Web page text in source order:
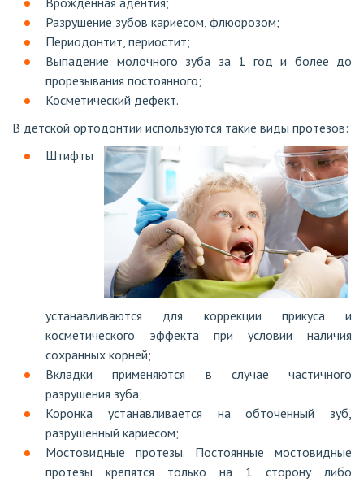
Разрушение зубов кариесом, флюорозом;
Периодонтит, периостит;
Выпадение молочного зуба за 1 год и более до
прорезывания постоянного;
Косметический дефект.
В детской ортодонтии используются такие виды протезов:
Штифты
устанавливаются для коррекции прикуса и
косметического эффекта при условии наличия
сохранных корней;
Вкладки применяются в случае частичного
разрушения зуба;
Коронка устанавливается на обточенный зуб,
разрушенный кариесом;
Мостовидные протезы. Постоянные мостовидные
протезы крепятся только на 1 сторону либо